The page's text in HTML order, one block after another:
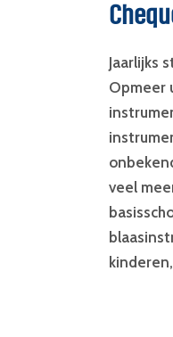
Jaarlijks
Opmeer
veel